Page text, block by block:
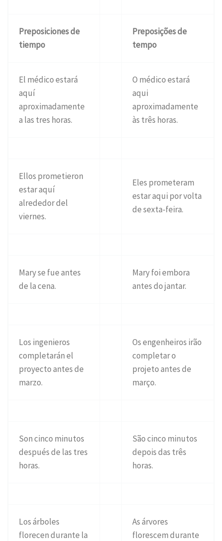
Preposiciones de
tiempo
Preposições de
tempo
El médico estará
aquí
aproximadamente
a las tres horas.
O médico estará
aqui
aproximadamente
às três horas.
Ellos prometieron
estar aquí
alrededor del
viernes.
Eles prometeram
estar aqui por volta
de sexta-feira.
Mary se fue antes
de la cena.
Mary foi embora
antes do jantar.
Los ingenieros
completarán el
proyecto antes de
marzo.
Os engenheiros irão
completar o
projeto antes de
março.
Son cinco minutos
después de las tres
horas.
São cinco minutos
depois das três
horas.
Los árboles
florecen durante la
As árvores
florescem durante